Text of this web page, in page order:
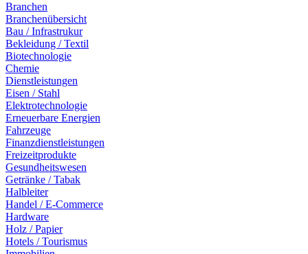
Branchen
Branchenübersicht
Bau / Infrastrukur
Bekleidung / Textil
Biotechnologie
Chemie
Dienstleistungen
Eisen / Stahl
Elektrotechnologie
Erneuerbare Energien
Fahrzeuge
Finanzdienstleistungen
Freizeitprodukte
Gesundheitswesen
Getränke / Tabak
Halbleiter
Handel / E-Commerce
Hardware
Holz / Papier
Hotels / Tourismus